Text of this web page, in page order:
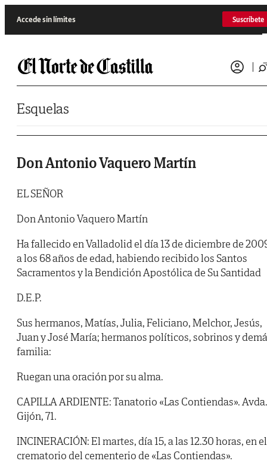
Accede sin límites Suscríbete
Esquelas
Don Antonio Vaquero Martín
EL SEÑOR
Don Antonio Vaquero Martín
Ha fallecido en Valladolid el día 13 de diciembre de
a los 68 años de edad, habiendo recibido los Santos
Sacramentos y la Bendición Apostólica de Su Santidad
D.E.P.
Sus hermanos, Matías, Julia, Feliciano, Melchor, Jesús,
Juan y José María; hermanos políticos, sobrinos y demá
familia:
Ruegan una oración por su alma.
CAPILLA ARDIENTE: Tanatorio «Las Contiendas». Avda.
Gijón, 71.
INCINERACIÓN: El martes, día 15, a las 12.30 horas, en el
crematorio del cementerio de «Las Contiendas».